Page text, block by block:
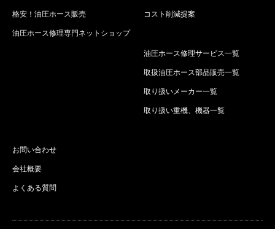
格安！油圧ホース販売
油圧ホース修理専門ネットショップ
コスト削減提案
油圧ホース修理サービス一覧
取扱油圧ホース部品販売一覧
取り扱いメーカー一覧
取り扱い重機、機器一覧
お問い合わせ
会社概要
よくある質問